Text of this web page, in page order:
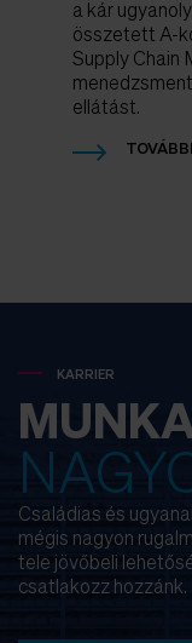
a kár
összetett A-
Supply Chain
ellátást.
KARRIER
Családias és
mégis nagyon
tele jövőbeli
csatlakozz hozzánk.